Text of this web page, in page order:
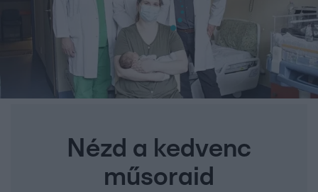
Nézd a kedvenc
műsoraid